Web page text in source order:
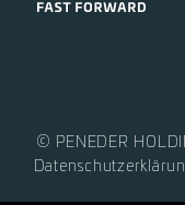
© PENEDER